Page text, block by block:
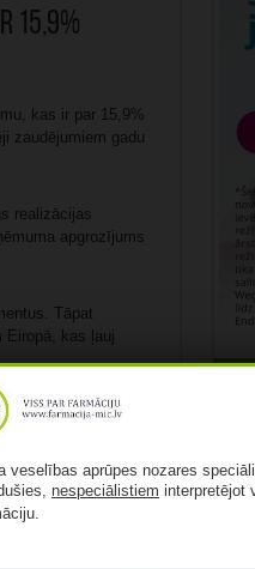
15,9%
kas ir par 15,9%
zaudējumiem gadu
realizācijas
apgrozījums
Tāpat
Eiropā, kas ļauj
no miorelaksantu
tirgu uzņēmums
valstīs, kā arī
iepriekš
jaunu
veselības aprūpes nozares
nespeciālistiem interpretējot